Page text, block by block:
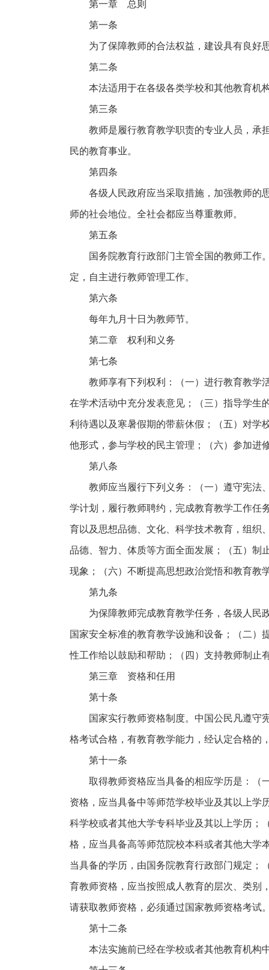
第一章 总则
第一条
为了保障教师的合法权益，建设具有良好
第二条
本法适用于在各级各类学校和其他教育机
第三条
教师是履行教育教学职责的专业人员，承
民的教育事业。
第四条
各级人民政府应当采取措施，加强教师的
师的社会地位。全社会都应当尊重教师。
第五条
国务院教育行政部门主管全国的教师工作
定，自主进行教师管理工作。
第六条
每年九月十日为教师节。
第二章 权利和义务
第七条
教师享有下列权利：（一）进行教育教学
在学术活动中充分发表意见；（三）指导学生
利待遇以及寒暑假期的带薪休假；（五）对学
他形式，参与学校的民主管理；（六）参加进
第八条
教师应当履行下列义务：（一）遵守宪法
学计划，履行教师聘约，完成教育教学工作任
育以及思想品德、文化、科学技术教育，组织
品德、智力、体质等方面全面发展；（五）制
现象；（六）不断提高思想政治觉悟和教育教
第九条
为保障教师完成教育教学任务，各级人民
国家安全标准的教育教学设施和设备；（二）
性工作给以鼓励和帮助；（四）支持教师制止
第三章 资格和任用
第十条
国家实行教师资格制度。中国公民凡遵守
格考试合格，有教育教学能力，经认定合格的
第十一条
取得教师资格应当具备的相应学历是：（
资格，应当具备中等师范学校毕业及其以上学
科学校或者其他大学专科毕业及其以上学历；
格，应当具备高等师范院校本科或者其他大学
当具备的学历，由国务院教育行政部门规定；
育教师资格，应当按照成人教育的层次、类别
请获取教师资格，必须通过国家教师资格考试
第十二条
本法实施前已经在学校或者其他教育机构